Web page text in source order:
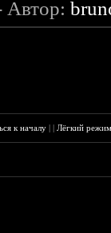
Автор:
к началу ||Лёгкий